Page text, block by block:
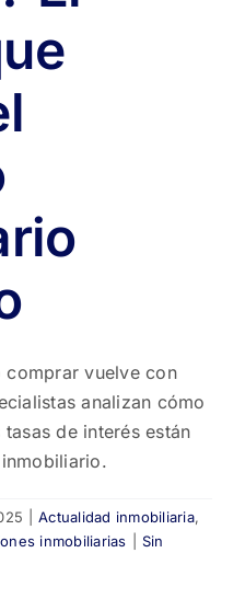
comprar vuelve con
analizan cómo
de interés están
Actualidad inmobiliaria,
inmobiliarias
Sin